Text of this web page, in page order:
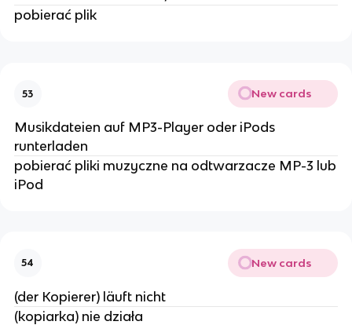
pobierać plik
53 New cards
Musikdateien auf MP3-Player oder iPods
runterladen
pobierać pliki muzyczne na odtwarzacze MP-3 lub
iPod
54 New cards
(der Kopierer) läuft nicht
(kopiarka) nie działa